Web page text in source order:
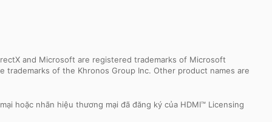
and Microsoft are registered trademarks of Microsoft
trademarks of the Khronos Group Inc. Other product names are
hoặc nhãn hiệu thương mại đã đăng ký của HDMI™ Licensing